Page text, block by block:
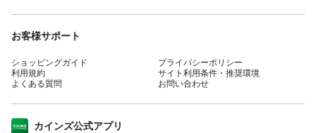
お客様サポート
ショッピングガイド
利用規約
よくある質問
プライバシーポリシー
サイト利用条件・推奨環境
お問い合わせ
カインズ公式アプリ